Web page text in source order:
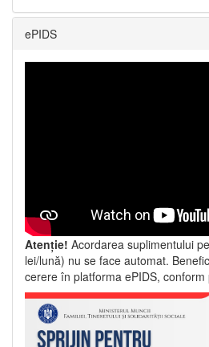
ePIDS
Atenție! Acordarea suplimentului
lei/lună) nu se face automat.
cerere în platforma ePIDS, conform